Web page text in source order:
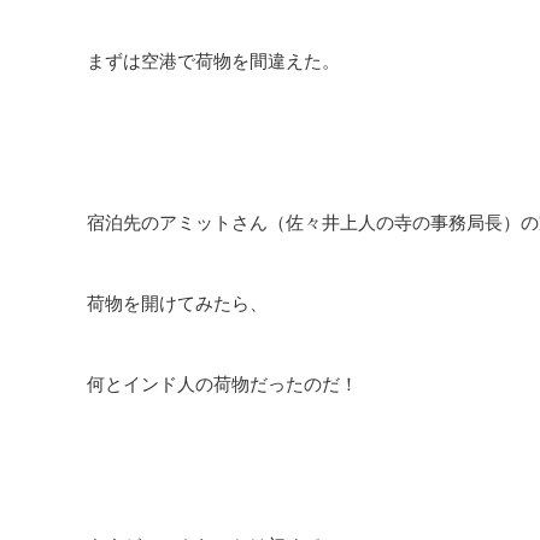
まずは空港で荷物を間違えた。
宿泊先のアミットさん（佐々井上人の寺の事務局長）
荷物を開けてみたら、
何とインド人の荷物だったのだ！